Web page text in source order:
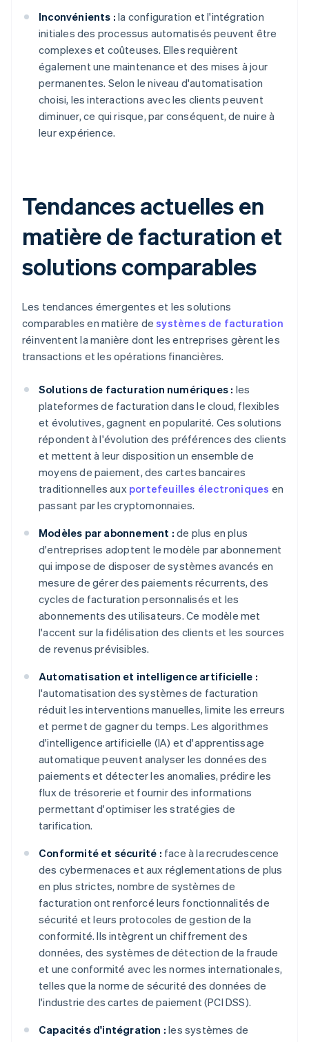
Inconvénients : la configuration et l'intégration
initiales des processus automatisés peuvent être
complexes et coûteuses. Elles requièrent
également une maintenance et des mises à jour
permanentes. Selon le niveau d'automatisation
choisi, les interactions avec les clients peuvent
diminuer, ce qui risque, par conséquent, de nuire à
leur expérience.
Tendances actuelles en
matière de facturation et
solutions comparables
Les tendances émergentes et les solutions
comparables en matière desystèmes de facturation
réinventent la manière dont les entreprises gèrent les
transactions et les opérations financières.
Solutions de facturation numériques : les
plateformes de facturation dans le cloud, flexibles
et évolutives, gagnent en popularité. Ces solutions
répondent à l'évolution des préférences des clients
et mettent à leur disposition un ensemble de
moyens de paiement, des cartes bancaires
traditionnelles aux portefeuilles électroniques en
passant par les cryptomonnaies.
Modèles par abonnement : de plus en plus
d'entreprises adoptent le modèle par abonnement
qui impose de disposer de systèmes avancés en
mesure de gérer des paiements récurrents, des
cycles de facturation personnalisés et les
abonnements des utilisateurs. Ce modèle met
l'accent sur la fidélisation des clients et les sources
de revenus prévisibles.
Automatisation et intelligence artificielle :
l'automatisation des systèmes de facturation
réduit les interventions manuelles, limite les erreurs
et permet de gagner du temps. Les algorithmes
d'intelligence artificielle (IA) et d'apprentissage
automatique peuvent analyser les données des
paiements et détecter les anomalies, prédire les
flux de trésorerie et fournir des informations
permettant d'optimiser les stratégies de
tarification.
Conformité et sécurité : face à la recrudescence
des cybermenaces et aux réglementations de plus
en plus strictes, nombre de systèmes de
facturation ont renforcé leurs fonctionnalités de
sécurité et leurs protocoles de gestion de la
conformité. Ils intègrent un chiffrement des
données, des systèmes de détection de la fraude
et une conformité avec les normes internationales,
telles que la norme de sécurité des données de
l'industrie des cartes de paiement (PCI DSS).
Capacités d'intégration : les systèmes de